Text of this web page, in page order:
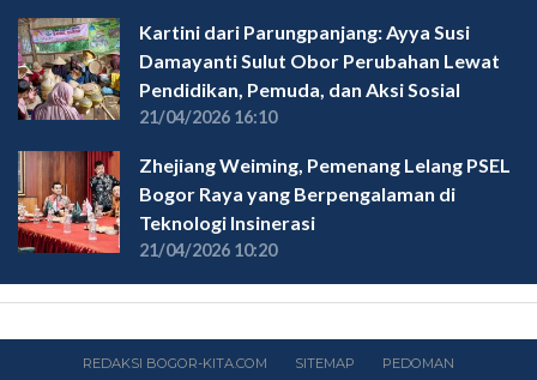
Kartini dari Parungpanjang: Ayya Susi
Damayanti Sulut Obor Perubahan Lewat
Pendidikan, Pemuda, dan Aksi Sosial
21/04/2026 16:10
Zhejiang Weiming, Pemenang Lelang PSEL
Bogor Raya yang Berpengalaman di
Teknologi Insinerasi
21/04/2026 10:20
REDAKSI BOGOR-KITA.COM SITEMAP PEDOMAN